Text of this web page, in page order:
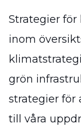
Strategier
inom
grön
strategier för
till våra